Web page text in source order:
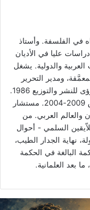
في الفلسفة. وأستاذ
عليا في الأديان
والدولية. يشغل
ومدير التحرير
المركزي لفصلية "الاستغراب". مؤسِّس ومدير دار الرؤى للنشر والتوزيع 1986.
رئيس تحرير مجلة "مدارات غربية" - بيروت - باريس 2009-2004. مستشار
والعالم العربي. من
السلمي - أحوال
نهاية الجدار الطيب،
البالغة في الحكمة
بعد العلمانية.